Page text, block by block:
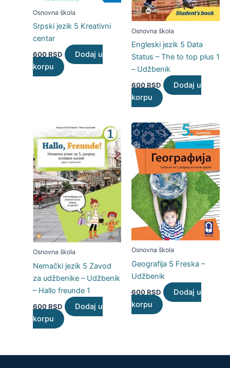
Osnovna škola
Srpski jezik 5 Kreativni
centar
600RSD
Dodaj u
korpu
Osnovna škola
Engleski jezik 5 Data
Status – The to top plus 1
– Udžbenik
600RSD
Dodaj u
korpu
Osnovna škola
Nemački jezik 5 Zavod
za udžbenike – Udžbenik
– Hallo freunde 1
600RSD
Dodaj u
korpu
Osnovna škola
Geografija 5 Freska –
Udžbenik
600RSD
Dodaj u
korpu